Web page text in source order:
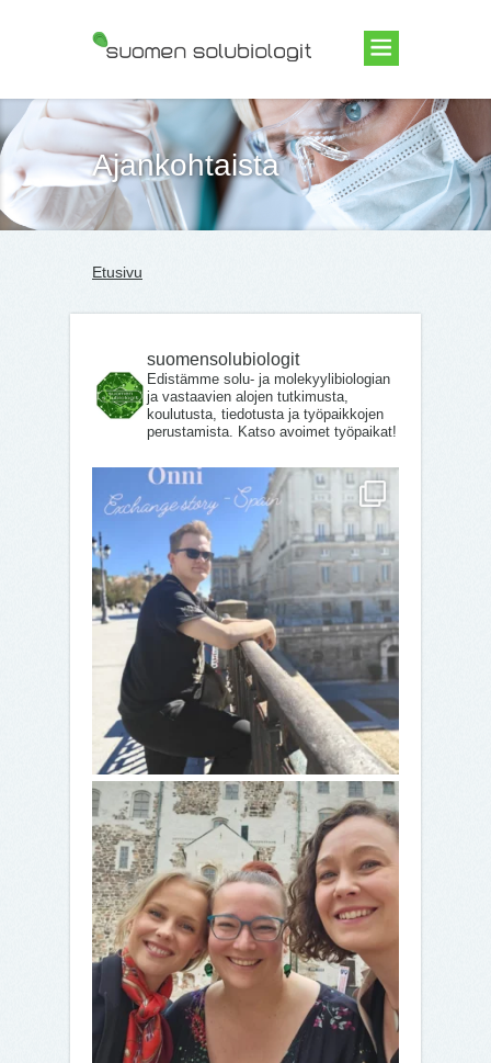
Suomen Solubiologit ry
Ajankohtaista
Etusivu
suomensolubiologit
Edistämme solu- ja molekyylibiologian
ja vastaavien alojen tutkimusta,
koulutusta, tiedotusta ja työpaikkojen
perustamista. Katso avoimet työpaikat!